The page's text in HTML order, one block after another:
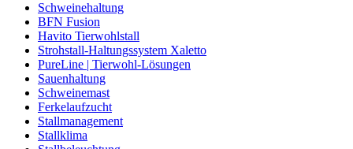
Schweinehaltung
BFN Fusion
Havito Tierwohlstall
Strohstall-Haltungssystem Xaletto
PureLine | Tierwohl-Lösungen
Sauenhaltung
Schweinemast
Ferkelaufzucht
Stallmanagement
Stallklima